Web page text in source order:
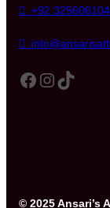
+92
Facebook Instagram TikTok
© 2025 Ansari’s